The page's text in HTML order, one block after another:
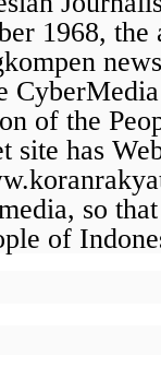
Jatim dan
2026. PT
digital dan
layanan
1968,
of the
site has
so
of